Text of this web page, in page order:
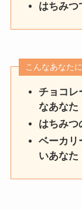
はちみつ
こんなあなた
チョコレ
なあなた
はちみつ
ベーカリ
いあなた